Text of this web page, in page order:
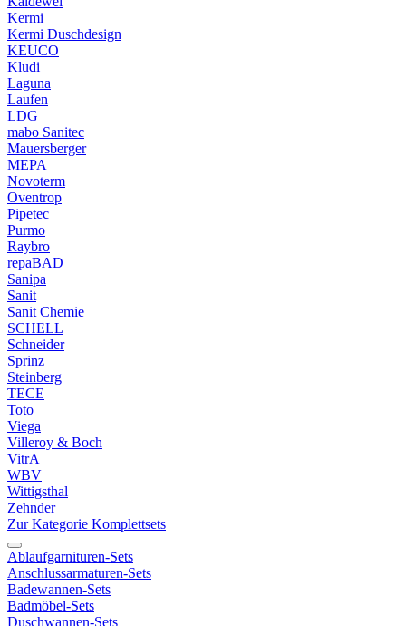
Kermi
Kermi Duschdesign
KEUCO
Kludi
Laguna
Laufen
LDG
mabo Sanitec
Mauersberger
MEPA
Novoterm
Oventrop
Pipetec
Purmo
Raybro
repaBAD
Sanipa
Sanit
Sanit Chemie
SCHELL
Schneider
Sprinz
Steinberg
TECE
Toto
Viega
Villeroy & Boch
VitrA
WBV
Wittigsthal
Zehnder
Zur Kategorie Komplettsets
Ablaufgarnituren-Sets
Anschlussarmaturen-Sets
Badewannen-Sets
Badmöbel-Sets
Duschwannen-Sets